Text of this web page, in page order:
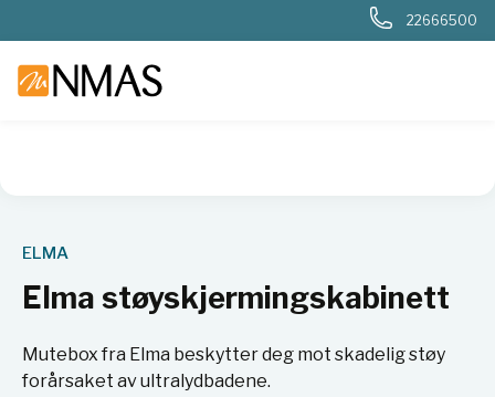
22666500
ELMA
Elma støyskjermingskabinett
Mutebox fra Elma beskytter deg mot skadelig støy
forårsaket av ultralydbadene.